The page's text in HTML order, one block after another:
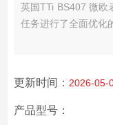
英国TTi BS407 微欧
任务进行了全面优化
更新时间： 2026-05-
产品型号：